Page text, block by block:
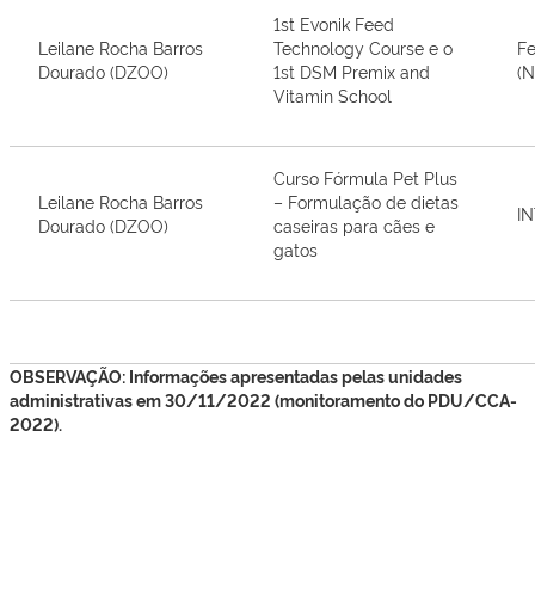
Leilane Rocha Barros
Dourado (DZOO)
1st Evonik Feed
Technology Course e o
1st DSM Premix and
Vitamin School
Leilane Rocha Barros
Dourado (DZOO)
Curso Fórmula Pet Plus
– Formulação de dietas
caseiras para cães e
gatos
OBSERVAÇÃO: Informações apresentadas pelas unidades
administrativas em 30/11/2022 (monitoramento do PDU/CCA-
2022).